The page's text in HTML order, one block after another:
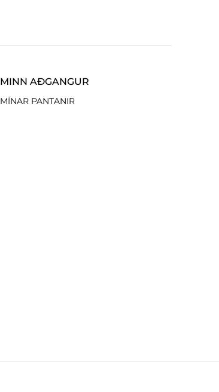
MINN AÐGANGUR
MÍNAR PANTANIR